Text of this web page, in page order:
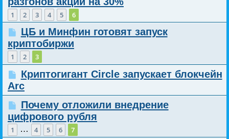
1 2 3 4 5 6
ЦБ и Минфин готовят запуск
криптобиржи
1 2 3
Криптогигант Circle запускает блокчейн
Arc
Почему отложили внедрение
цифрового рубля
1 … 4 5 6 7